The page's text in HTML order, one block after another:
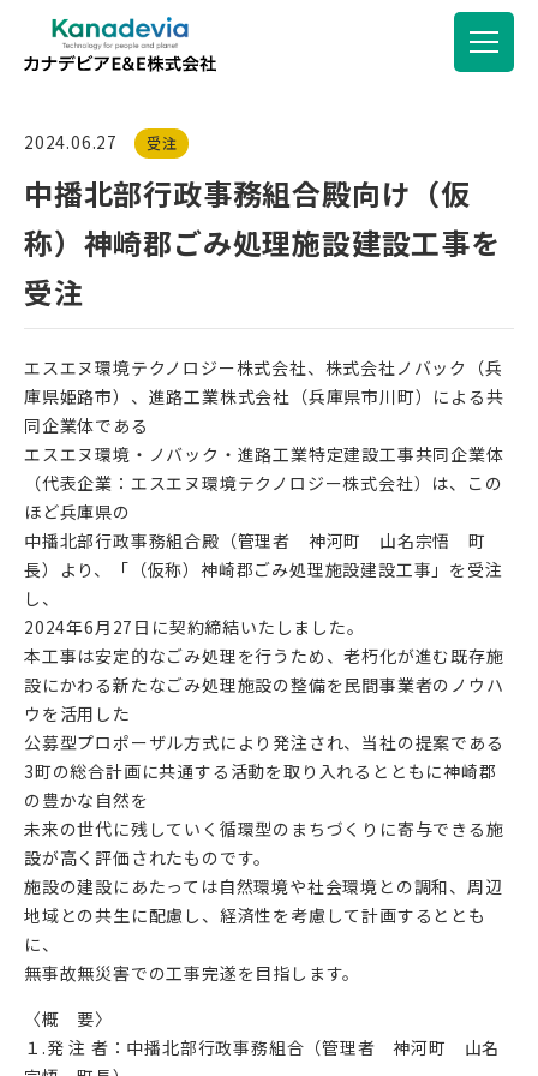
2024.06.27 受注
中播北部行政事務組合殿向け（仮
称）神崎郡ごみ処理施設建設工事を
受注
エスエヌ環境テクノロジー株式会社、株式会社ノバック（兵
庫県姫路市）、進路工業株式会社（兵庫県市川町）による共
同企業体である
エスエヌ環境・ノバック・進路工業特定建設工事共同企業体
（代表企業：エスエヌ環境テクノロジー株式会社）は、この
ほど兵庫県の
中播北部行政事務組合殿（管理者 神河町 山名宗悟 町
長）より、「（仮称）神崎郡ごみ処理施設建設工事」を受注
し、
2024年6月27日に契約締結いたしました。
本工事は安定的なごみ処理を行うため、老朽化が進む既存施
設にかわる新たなごみ処理施設の整備を民間事業者のノウハ
ウを活用した
公募型プロポーザル方式により発注され、当社の提案である
3町の総合計画に共通する活動を取り入れるとともに神崎郡
の豊かな自然を
未来の世代に残していく循環型のまちづくりに寄与できる施
設が高く評価されたものです。
施設の建設にあたっては自然環境や社会環境との調和、周辺
地域との共生に配慮し、経済性を考慮して計画するととも
に、
無事故無災害での工事完遂を目指します。
〈概 要〉
１.発 注 者：中播北部行政事務組合（管理者 神河町 山名